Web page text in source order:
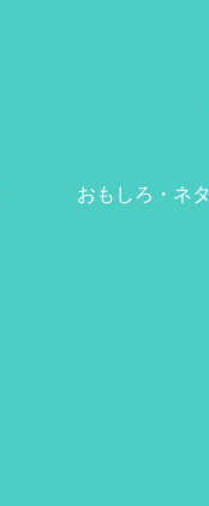
おもしろ・ネタ